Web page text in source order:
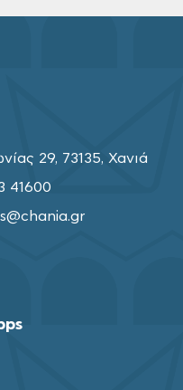
29, 73135, Χανιά
41600